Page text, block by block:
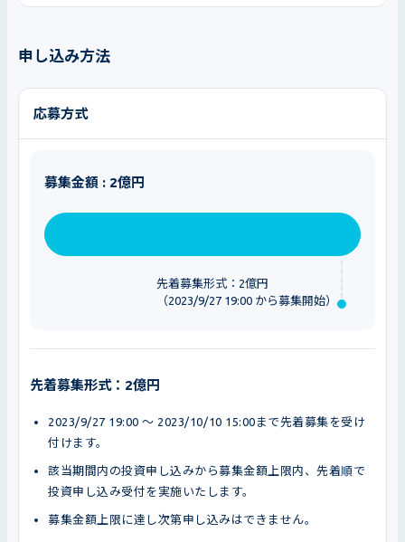
申し込み方法
応募方式
募集金額 : 2億円
先着募集形式：2億円
（2023/9/27 19:00 から募集開始）
先着募集形式：2億円
2023/9/27 19:00 〜 2023/10/10 15:00まで先着募集を受け
付けます。
該当期間内の投資申し込みから募集金額上限内、先着順で
投資申し込み受付を実施いたします。
募集金額上限に達し次第申し込みはできません。